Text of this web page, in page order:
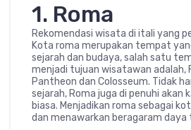
1. Roma
Rekomendasi wisata di itali yang
Kota roma merupakan tempat
sejarah dan budaya, salah satu
menjadi tujuan wisatawan adalah,
Pantheon dan Colosseum. Tidak
sejarah, Roma juga di penuhi akan
biasa. Menjadikan roma sebagai
dan menawarkan beragaram